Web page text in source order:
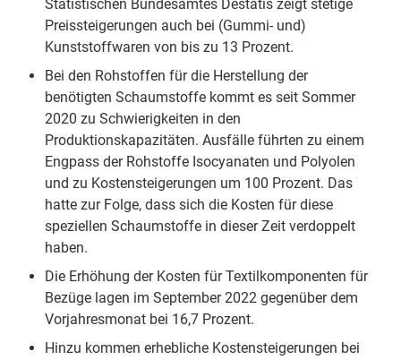
Statistischen Bundesamtes Destatis zeigt stetige
Preissteigerungen auch bei (Gummi- und)
Kunststoffwaren von bis zu 13 Prozent.
Bei den Rohstoffen für die Herstellung der
benötigten Schaumstoffe kommt es seit Sommer
2020 zu Schwierigkeiten in den
Produktionskapazitäten. Ausfälle führten zu einem
Engpass der Rohstoffe Isocyanaten und Polyolen
und zu Kostensteigerungen um 100 Prozent. Das
hatte zur Folge, dass sich die Kosten für diese
speziellen Schaumstoffe in dieser Zeit verdoppelt
haben.
Die Erhöhung der Kosten für Textilkomponenten für
Bezüge lagen im September 2022 gegenüber dem
Vorjahresmonat bei 16,7 Prozent.
Hinzu kommen erhebliche Kostensteigerungen bei